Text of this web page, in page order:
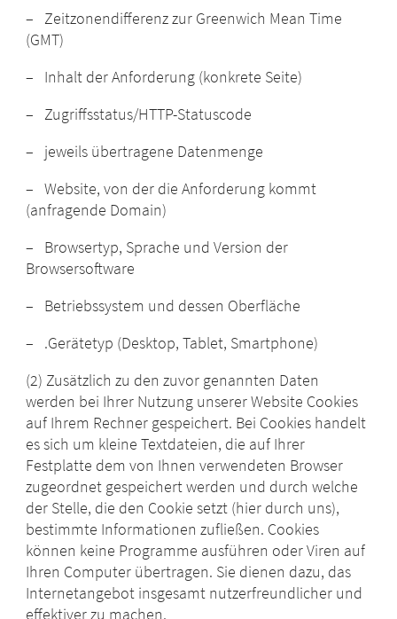
– Zeitzonendifferenz zur Greenwich Mean Time
(GMT)
– Inhalt der Anforderung (konkrete Seite)
– Zugriffsstatus/HTTP-Statuscode
– jeweils übertragene Datenmenge
– Website, von der die Anforderung kommt
(anfragende Domain)
– Browsertyp, Sprache und Version der
Browsersoftware
– Betriebssystem und dessen Oberfläche
– .Gerätetyp (Desktop, Tablet, Smartphone)
(2) Zusätzlich zu den zuvor genannten Daten
werden bei Ihrer Nutzung unserer Website Cookies
auf Ihrem Rechner gespeichert. Bei Cookies handelt
es sich um kleine Textdateien, die auf Ihrer
Festplatte dem von Ihnen verwendeten Browser
zugeordnet gespeichert werden und durch welche
der Stelle, die den Cookie setzt (hier durch uns),
bestimmte Informationen zufließen. Cookies
können keine Programme ausführen oder Viren auf
Ihren Computer übertragen. Sie dienen dazu, das
Internetangebot insgesamt nutzerfreundlicher und
effektiver zu machen.